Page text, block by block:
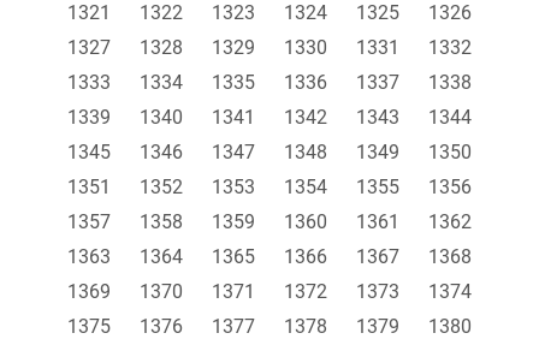
1321
1322 1323 1324 1325
1326
1327
1328 1329 1330 1331
1332
1333
1334 1335 1336 1337
1338
1339
1340 1341 1342 1343
1344
1345
1346 1347 1348 1349
1350
1351
1352 1353 1354 1355
1356
1357
1358 1359 1360 1361
1362
1363
1364 1365 1366 1367
1368
1369
1370 1371 1372 1373
1374
1375
1376 1377 1378 1379
1380